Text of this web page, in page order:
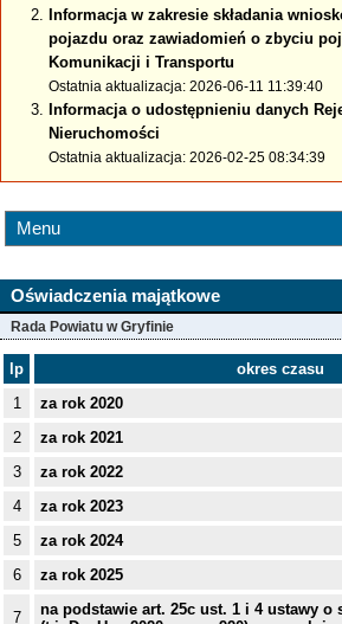
Informacja w zakresie składania
pojazdu oraz zawiadomień o zbyciu
Komunikacji i Transportu
Ostatnia aktualizacja: 2026-06-11 11:39:40
Informacja o udostępnieniu danych
Nieruchomości
Ostatnia aktualizacja: 2026-02-25 08:34:39
Oświadczenia majątkowe
Rada Powiatu w Gryfinie
lp
okres czasu
1
za rok 2020
2
za rok 2021
3
za rok 2022
4
za rok 2023
5
za rok 2024
6
za rok 2025
7
na podstawie art. 25c ust. 1 i 4 ustawy o